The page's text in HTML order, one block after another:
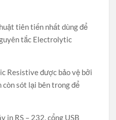
tiên tiến nhất dùng để
tắc Electrolytic
Resistive được bảo vệ bởi
còn sót lại bên trong để
in RS – 232, cổng USB